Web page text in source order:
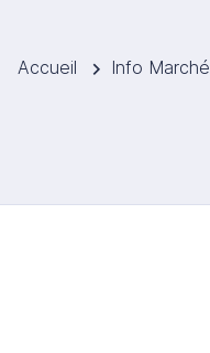
Accueil Info Marché